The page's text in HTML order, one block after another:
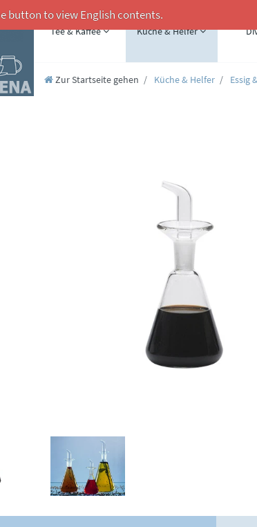
Tee & Kaffee Küche & Helfer
button to view English contents.
Zur Startseite gehen Küche & Helfer Essig